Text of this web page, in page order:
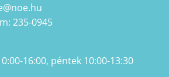
235-0945
16:00, péntek 10:00-13:30